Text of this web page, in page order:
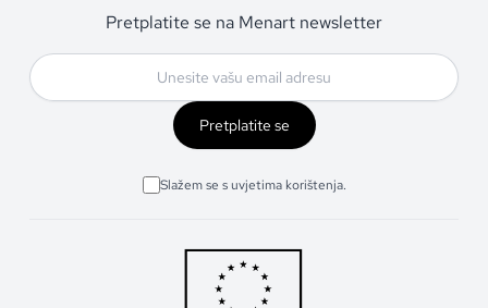
Pretplatite se na Menart newsletter
Pretplatite se
Slažem se s uvjetima korištenja.